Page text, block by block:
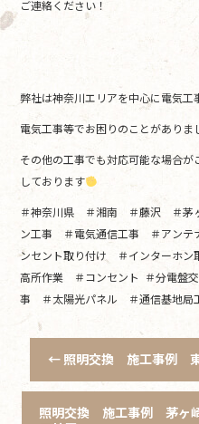
ご連絡ください！
弊社は神奈川エリアを中心に電気工
電気工事等でお困りのことがあり
その他の工事でも対応可能な場合
しております
＃神奈川県 ＃湘南 ＃藤沢 ＃
ン工事 ＃電気通信工事 ＃アン
ンセント取り付け ＃インターホ
高所作業 ＃コンセント ＃分電盤
事 ＃太陽光パネル ＃通信基地
← 照明交換 施工事例
照明交換 施工事例 茅